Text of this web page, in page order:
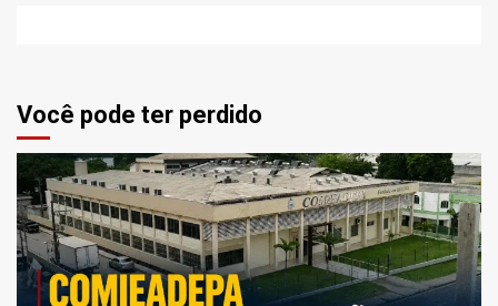
Você pode ter perdido